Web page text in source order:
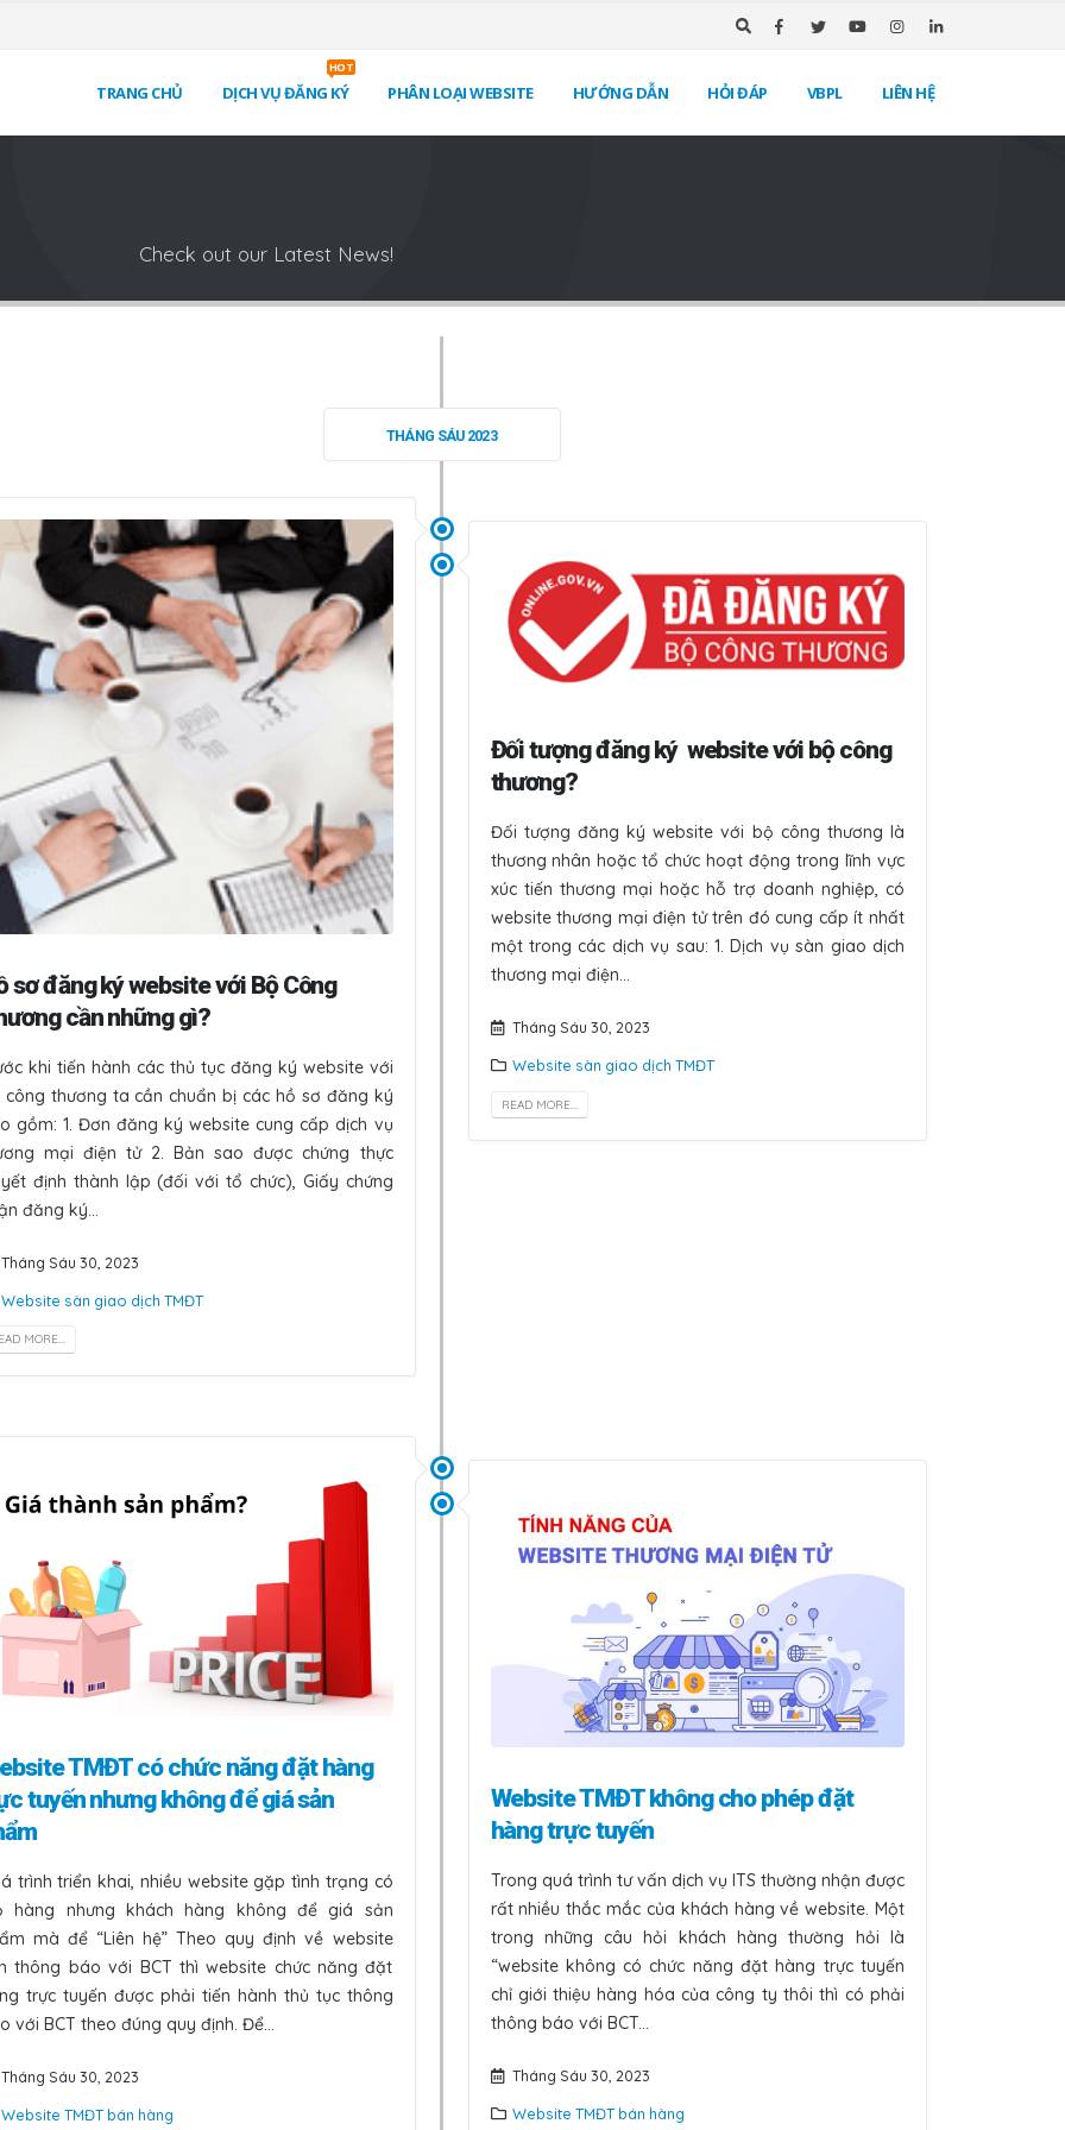
TRANG CHỦ DỊCH VỤ ĐĂNG KÝ
HOT
PHÂN LOẠI WEBSITE HƯỚNG DẪN HỎI ĐÁP VBPL LIÊN HỆ
Check out our Latest News!
THÁNG SÁU 2023
sơ đăng kýwebsite với Bộ Công
cần những gì?
khi tiến hành các thủ tục đăng ký website với
công thương ta cần chuẩn bị các hồ sơ đăng ký
gồm: 1. Đơn đăng ký website cung cấp dịch vụ
mại điện tử 2. Bản sao được chứng thực
định thành lập (đối với tổ chức), Giấy chứng
đăng ký...
Tháng Sáu 30, 2023
Website sàn giao dịch TMĐT
MORE...
Đối tượng đăng kýwebsite với bộ công
thương?
Đối tượng đăng ký website với bộ công thương là
thương nhân hoặc tổ chức hoạt động trong lĩnh vực
xúc tiến thương mại hoặc hỗ trợ doanh nghiệp, có
website thương mại điện tử trên đó cung cấp ít nhất
một trong các dịch vụ sau: 1. Dịch vụ sàn giao dịch
thương mại điện...
Tháng Sáu 30, 2023
Website sàn giao dịch TMĐT
READ MORE...
TMĐT có chức năng đặt hàng
tuyến nhưng không để giá sản
trình triển khai, nhiều website gặp tình trạng có
hàng nhưng khách hàng không để giá sản
mà để “Liên hệ” Theo quy định về website
thông báo với BCT thì website chức năng đặt
trực tuyến được phải tiến hành thủ tục thông
với BCT theo đúng quy định. Để...
Tháng Sáu 30, 2023
Website TMĐT bán hàng
Website TMĐT không cho phép đặt
hàng trực tuyến
Trong quá trình tư vấn dịch vụ ITS thường nhận được
rất nhiều thắc mắc của khách hàng về website. Một
trong những câu hỏi khách hàng thường hỏi là
“website không có chức năng đặt hàng trực tuyến
chỉ giới thiệu hàng hóa của công ty thôi thì có phải
thông báo với BCT...
Tháng Sáu 30, 2023
Website TMĐT bán hàng
Hồ sơ đăng kýwebsite với Bộ
Công Thương cần những gì?
Tháng Sáu 30, 2023
Đối tượng đăng kýwebsite
với bộ công thương?
Tháng Sáu 30, 2023
Website TMĐT có chức năng
đặt hàng trực tuyến nhưng
không để giá sản phẩm
Tháng Sáu 30, 2023
Website TMĐT không cho
phép đặt hàng trực tuyến
Tháng Sáu 30, 2023